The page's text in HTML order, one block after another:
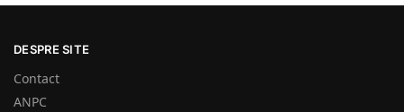
DESPRE SITE
Contact
ANPC